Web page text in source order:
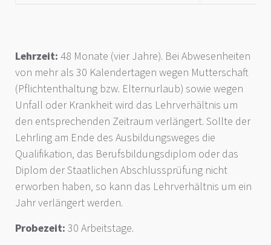
Lehrzeit: 48 Monate (vier Jahre). Bei Abwesenheiten
von mehr als 30 Kalendertagen wegen Mutterschaft
(Pflichtenthaltung bzw. Elternurlaub) sowie wegen
Unfall oder Krankheit wird das Lehrverhältnis um
den entsprechenden Zeitraum verlängert. Sollte der
Lehrling am Ende des Ausbildungsweges die
Qualifikation, das Berufsbildungsdiplom oder das
Diplom der Staatlichen Abschlussprüfung nicht
erworben haben, so kann das Lehrverhältnis um ein
Jahr verlängert werden.
Probezeit: 30 Arbeitstage.